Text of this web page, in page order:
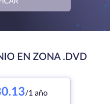
EN ZONA .DVD
/1 año